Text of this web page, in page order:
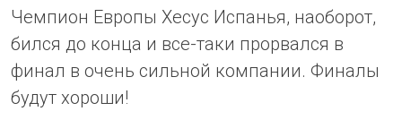
Чемпион Европы Хесус Испанья, наоборот,
бился до конца и все-таки прорвался в
финал в очень сильной компании. Финалы
будут хороши!